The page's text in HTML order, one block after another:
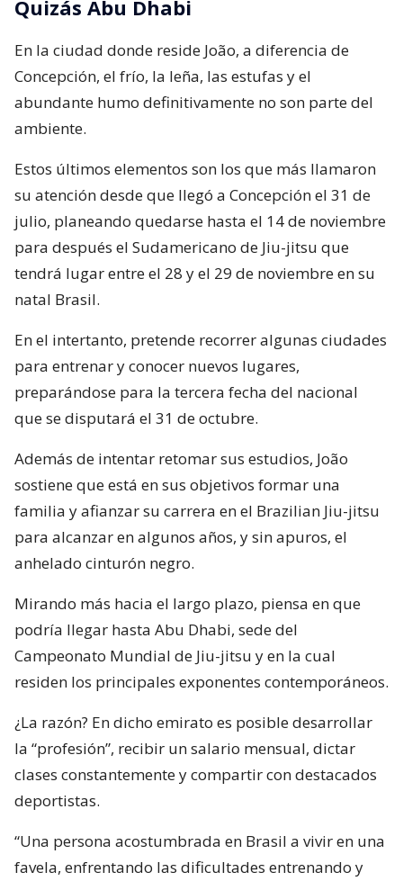
Quizás Abu Dhabi
En la ciudad donde reside João, a diferencia de
Concepción, el frío, la leña, las estufas y el
abundante humo definitivamente no son parte del
ambiente.
Estos últimos elementos son los que más llamaron
su atención desde que llegó a Concepción el 31 de
julio, planeando quedarse hasta el 14 de noviembre
para después el Sudamericano de Jiu-jitsu que
tendrá lugar entre el 28 y el 29 de noviembre en su
natal Brasil.
En el intertanto, pretende recorrer algunas ciudades
para entrenar y conocer nuevos lugares,
preparándose para la tercera fecha del nacional
que se disputará el 31 de octubre.
Además de intentar retomar sus estudios, João
sostiene que está en sus objetivos formar una
familia y afianzar su carrera en el Brazilian Jiu-jitsu
para alcanzar en algunos años, y sin apuros, el
anhelado cinturón negro.
Mirando más hacia el largo plazo, piensa en que
podría llegar hasta Abu Dhabi, sede del
Campeonato Mundial de Jiu-jitsu y en la cual
residen los principales exponentes contemporáneos.
¿La razón? En dicho emirato es posible desarrollar
la “profesión”, recibir un salario mensual, dictar
clases constantemente y compartir con destacados
deportistas.
“Una persona acostumbrada en Brasil a vivir en una
favela, enfrentando las dificultades entrenando y